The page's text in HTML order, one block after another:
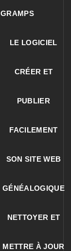
GRAMPS
LE LOGICIEL
CRÉER ET
PUBLIER
FACILEMENT
SON SITE WEB
GÉNÉALOGIQUE
NETTOYER ET
METTRE À JOUR